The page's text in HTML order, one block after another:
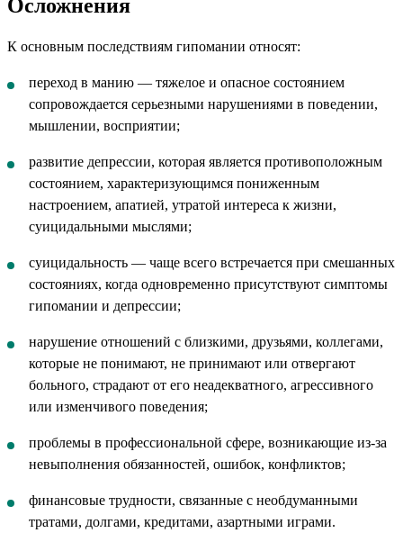
Осложнения
К основным последствиям гипомании относят:
переход в манию — тяжелое и опасное состоянием
сопровождается серьезными нарушениями в поведении,
мышлении, восприятии;
развитие депрессии, которая является противоположным
состоянием, характеризующимся пониженным
настроением, апатией, утратой интереса к жизни,
суицидальными мыслями;
суицидальность — чаще всего встречается при смешанных
состояниях, когда одновременно присутствуют симптомы
гипомании и депрессии;
нарушение отношений с близкими, друзьями, коллегами,
которые не понимают, не принимают или отвергают
больного, страдают от его неадекватного, агрессивного
или изменчивого поведения;
проблемы в профессиональной сфере, возникающие из-за
невыполнения обязанностей, ошибок, конфликтов;
финансовые трудности, связанные с необдуманными
тратами, долгами, кредитами, азартными играми.